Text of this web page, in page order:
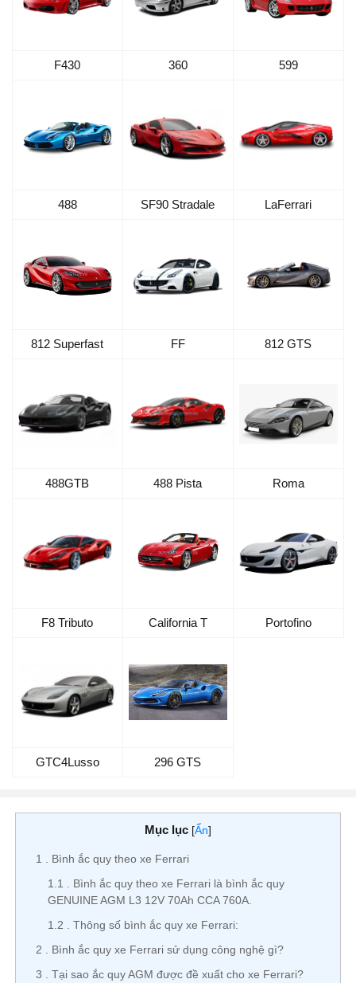
F430 360 599
488 SF90 Stradale LaFerrari
812 Superfast FF 812 GTS
488GTB 488 Pista Roma
F8 Tributo California T Portofino
GTC4Lusso 296 GTS
Mục lục [Ẩn]
1
Bình ắc quy theo xe Ferrari
1.1
Bình ắc quy theo xe Ferrari là bình ắc quy
GENUINE AGM L3 12V 70Ah CCA 760A.
1.2
Thông số bình ắc quy xe Ferrari:
2
Bình ắc quy xe Ferrari sử dụng công nghệ gì?
3
Tại sao ắc quy AGM được đề xuất cho xe Ferrari?